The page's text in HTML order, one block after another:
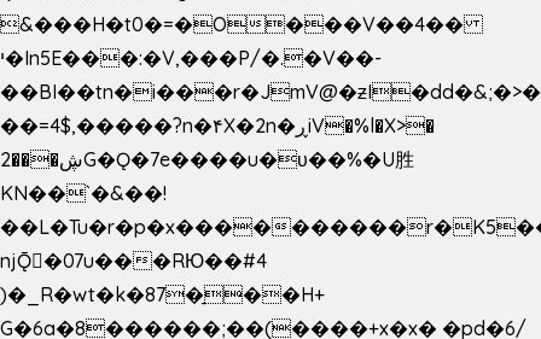
&���H�t0�=�O���V��4��
י�In5E���:�V,���P/�.�V��-
��=4$,�����?n�۴X�2n�ڕiV�%l�X>�
2���ڜG�Ǫ�7e����u�υ��%�U胜
KN��`�&��!
��L�Tu�r�p�x����
njǬ�07u���RЮ��#4
)�_R�wt�k�87�̠��H+
G�6a�8������;��(����+x�x� �pd�6/